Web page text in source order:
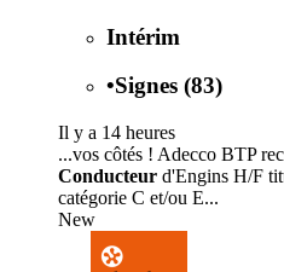
Intérim
•Signes (83)
Il y a 14 heures
...vos côtés ! Adecco BTP
Conducteur d'Engins H/F
catégorie C et/ou E...
New